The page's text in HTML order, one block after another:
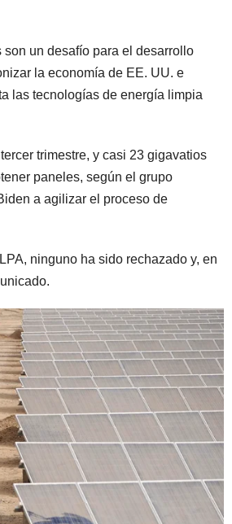
un desafío para el desarrollo
la economía de EE. UU. e
las tecnologías de energía limpia
trimestre, y casi 23 gigavatios
paneles, según el grupo
a agilizar el proceso de
ninguno ha sido rechazado y, en